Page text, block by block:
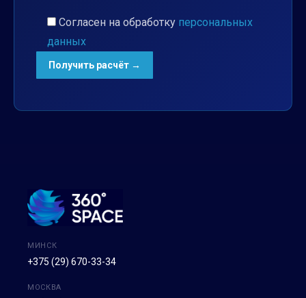
Согласен на обработку персональных
данных
МИНСК
+375 (29) 670-33-34
МОСКВА